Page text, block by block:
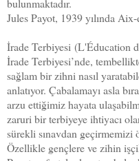
bulunmaktadır.
Jules Payot, 1939 yılında
İrade Terbiyesi (L'Éducation
İrade Terbiyesi’nde,
sağlam bir zihni nasıl
anlatıyor. Çabalamayı asla
arzu ettiğimiz hayata
zaruri bir terbiyeye ihtiyacı
sürekli sınavdan geçirmemizi
Özellikle gençlere ve zihin